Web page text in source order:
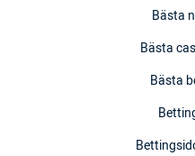
Bästa
Bästa
Bästa